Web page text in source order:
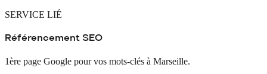
SERVICE LIÉ
Référencement SEO
1ère page Google pour vos mots-clés à Marseille.